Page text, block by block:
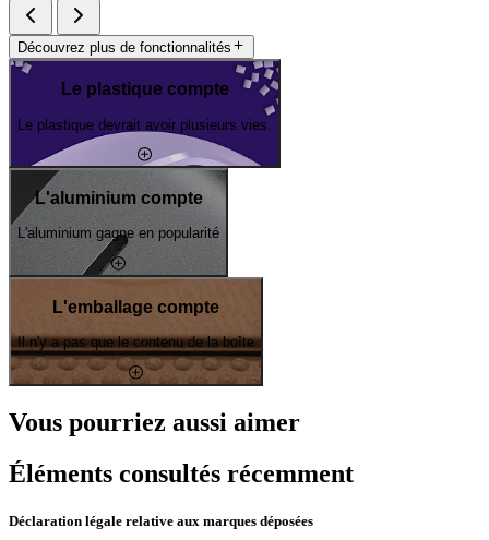
Découvrez plus de fonctionnalités
Le plastique compte
Le plastique devrait avoir plusieurs vies.
L'aluminium compte
L'aluminium gagne en popularité
L'emballage compte
Il n'y a pas que le contenu de la boîte
Vous pourriez aussi aimer
Éléments consultés récemment
Déclaration légale relative aux marques déposées